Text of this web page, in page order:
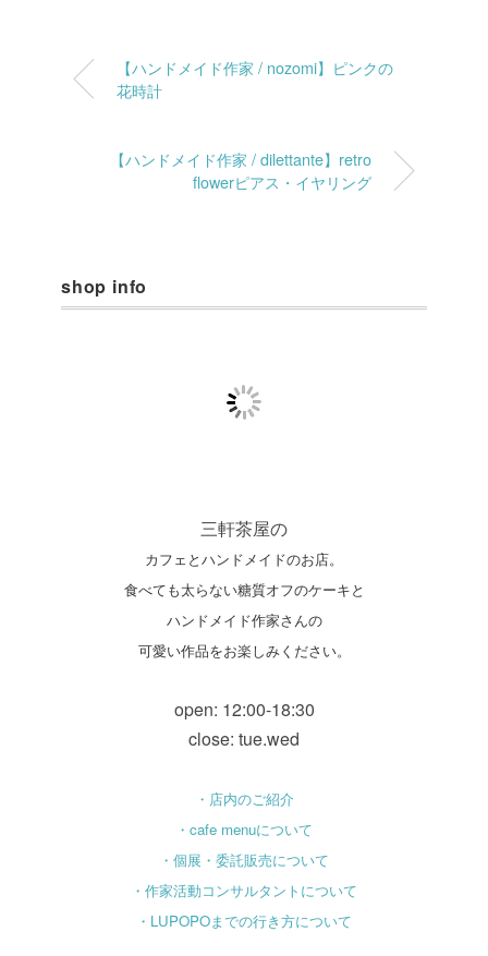
【ハンドメイド作家 / nozomi】ピンクの
花時計
【ハンドメイド作家 / dilettante】retro
flowerピアス・イヤリング
shop info
三軒茶屋の
カフェとハンドメイドのお店。
食べても太らない糖質オフのケーキと
ハンドメイド作家さんの
可愛い作品をお楽しみください。
open: 12:00-18:30
close: tue.wed
・店内のご紹介
・cafe menuについて
・個展・委託販売について
・作家活動コンサルタントについて
・LUPOPOまでの行き方について